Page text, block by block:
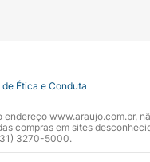
Com suporte
de tudo para
importa: superar
Ética e Conduta
endereço
compras em sites
3270-5000.